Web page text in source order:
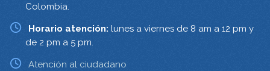
Colombia.
Horario atención: lunes a viernes de 8 am a 12 pm y
de 2 pm a 5 pm.
Atención al ciudadano